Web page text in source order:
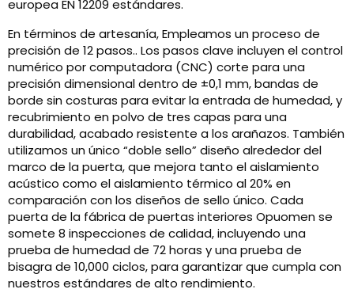
europea EN 12209 estándares.
En términos de artesanía, Empleamos un proceso de
precisión de 12 pasos.. Los pasos clave incluyen el control
numérico por computadora (CNC) corte para una
precisión dimensional dentro de ±0,1 mm, bandas de
borde sin costuras para evitar la entrada de humedad, y
recubrimiento en polvo de tres capas para una
durabilidad, acabado resistente a los arañazos. También
utilizamos un único “doble sello” diseño alrededor del
marco de la puerta, que mejora tanto el aislamiento
acústico como el aislamiento térmico al 20% en
comparación con los diseños de sello único. Cada
puerta de la fábrica de puertas interiores Opuomen se
somete 8 inspecciones de calidad, incluyendo una
prueba de humedad de 72 horas y una prueba de
bisagra de 10,000 ciclos, para garantizar que cumpla con
nuestros estándares de alto rendimiento.